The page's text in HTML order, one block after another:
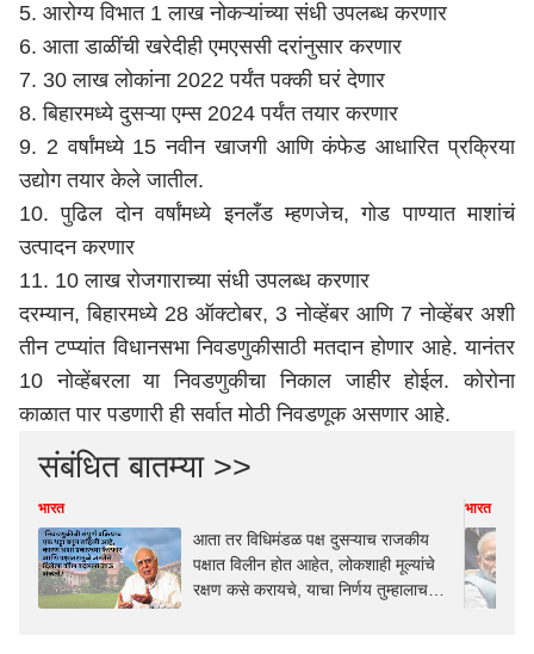
5. आरोग्य विभात 1 लाख नोकऱ्यांच्या संधी उपलब्ध करणार
6. आता डाळींची खरेदीही एमएससी दरांनुसार करणार
7. 30 लाख लोकांना 2022 पर्यंत पक्की घरं देणार
8. बिहारमध्ये दुसऱ्या एम्स 2024 पर्यंत तयार करणार
9. 2 वर्षांमध्ये 15 नवीन खाजगी आणि कंफेड आधारित प्रक्रिया
उद्योग तयार केले जातील.
10. पुढिल दोन वर्षांमध्ये इनलँड म्हणजेच, गोड पाण्यात माशांचं
उत्पादन करणार
11. 10 लाख रोजगाराच्या संधी उपलब्ध करणार
दरम्यान, बिहारमध्ये 28 ऑक्टोबर, 3 नोव्हेंबर आणि 7 नोव्हेंबर अशी
तीन टप्प्यांत विधानसभा निवडणुकीसाठी मतदान होणार आहे. यानंतर
10 नोव्हेंबरला या निवडणुकीचा निकाल जाहीर होईल. कोरोना
काळात पार पडणारी ही सर्वात मोठी निवडणूक असणार आहे.
संबंधित बातम्या >>
भारत
आता तर विधिमंडळ पक्ष दुसऱ्याच राजकीय
पक्षात विलीन होत आहेत, लोकशाही मूल्यांचे
रक्षण कसे करायचे, याचा निर्णय तुम्हालाच
भारत